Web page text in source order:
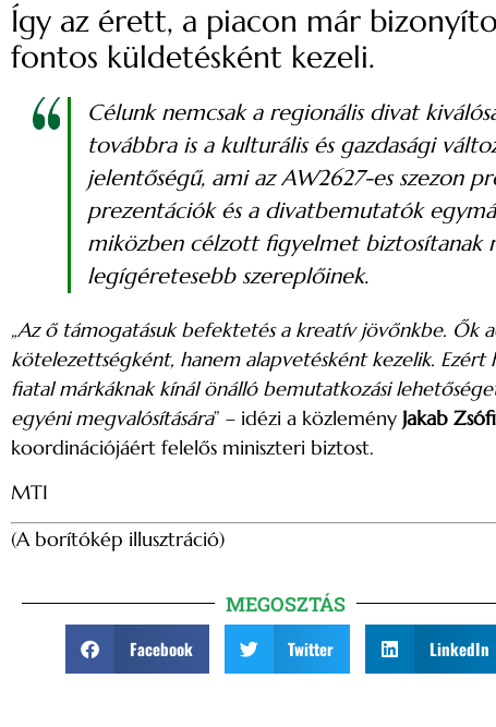
Így az érett, a piacon már
fontos küldetésként kezeli.
Célunk nemcsak a regionális divat
továbbra is a kulturális és gazdasági
jelentőségű, ami az AW2627-es szezon
prezentációk és a divatbemutatók
miközben célzott figyelmet biztosítanak
legígéretesebb szereplőinek.
„Az ő támogatásuk befektetés a kreatív jövőnkbe. Ők
kötelezettségként, hanem alapvetésként kezelik. Ezért
fiatal márkáknak kínál önálló bemutatkozási
egyéni megvalósítására” – idézi a közlemény Jakab
koordinációjáért felelős miniszteri biztost.
MTI
(A borítókép illusztráció)
MEGOSZTÁS
Facebook Twitter LinkedIn